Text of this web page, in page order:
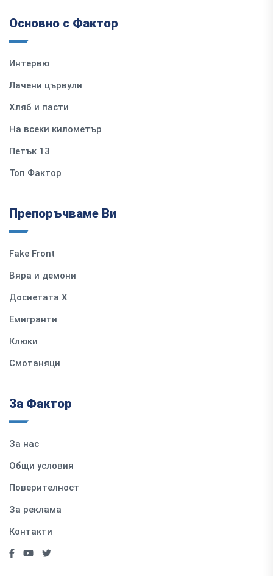
Основно с Фактор
Интервю
Лачени цървули
Хляб и пасти
На всеки километър
Петък 13
Топ Фактор
Препоръчваме Ви
Fake Front
Вяра и демони
Досиетата Х
Емигранти
Клюки
Смотаняци
За Фактор
За нас
Общи условия
Поверителност
За реклама
Контакти